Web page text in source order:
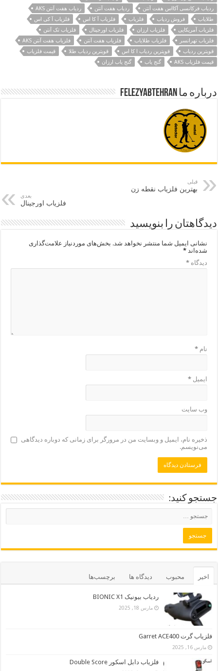
ردیاب فرکانسی آکااس هفت آنتن
ردیاب هفت آنتن
ردیاب هفت آنتن AKS
طلایاب
فروش ردیاب فلزیاب فلزیاب آ کا اس
فلزیاب آ کی اس
فلزیاب آمریکایی
فلزیاب ارزان فلزیاب اورجینال
فلزیاب تک آنتن
فلزیاب تهرانسر
فلزیاب طلایاب فلزیاب هفت آنتن
فلزیاب هفت آنتن AKS
قویترین ردیاب
قویترین ردیاب ا کا اس قویترین ردیاب طلا
قیمت فلزیاب
قیمت فلزیاب AKS
گنج یاب گنج یاب ارزان
درباره ما felezyabtehran
قبلی
بهترین فلزیاب نقطه زن
بعدی
فلزیاب اورجینال
دیدگاهتان را بنویسید
نشانی ایمیل شما منتشر نخواهد شد. بخش‌های موردنیاز علامت‌گذاری
شده‌اند*
دیدگاه*
نام*
ایمیل*
وب‌ سایت
ذخیره نام، ایمیل و وبسایت من در مرورگر برای زمانی که دوباره دیدگاهی
می‌نویسم.
جستجو کنید:
اخیر محبوب دیدگاه ها برچسب‌ها
ردیاب بیونیک BIONIC X1
مارس 18, 2025
فلزیاب گرت Garret ACE400
مارس 16, 2025
فلزیاب دابل اسکور Double Score